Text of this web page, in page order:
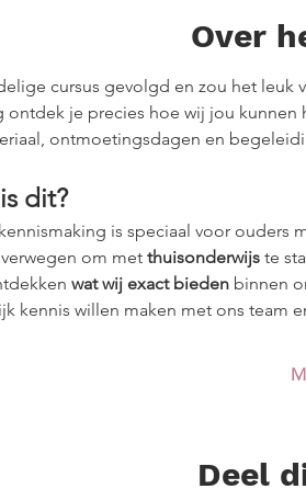
Over
cursus gevolgd en zou het
ontdek je precies hoe wij jou
ontmoetingsdagen en
dit?
is speciaal voor ouders
om met thuisonderwijs te
wat wij exact bieden binnen
kennis willen maken met ons team
Deel